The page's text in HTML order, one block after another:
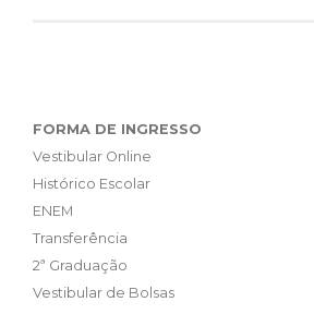
FORMA DE INGRESSO
Vestibular Online
Histórico Escolar
ENEM
Transferência
2ª Graduação
Vestibular de Bolsas